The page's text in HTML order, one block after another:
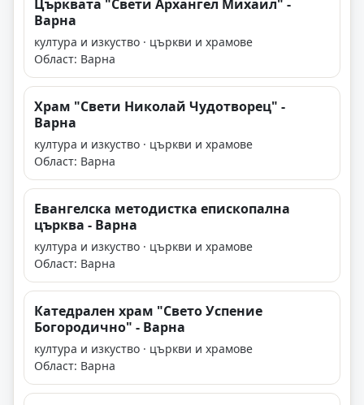
Църквата "Свети Архангел Михаил" -
Варна
култура и изкуство · църкви и храмове
Област: Варна
Храм "Свети Николай Чудотворец" -
Варна
култура и изкуство · църкви и храмове
Област: Варна
Евангелска методистка епископална
църква - Варна
култура и изкуство · църкви и храмове
Област: Варна
Катедрален храм "Свето Успение
Богородично" - Варна
култура и изкуство · църкви и храмове
Област: Варна